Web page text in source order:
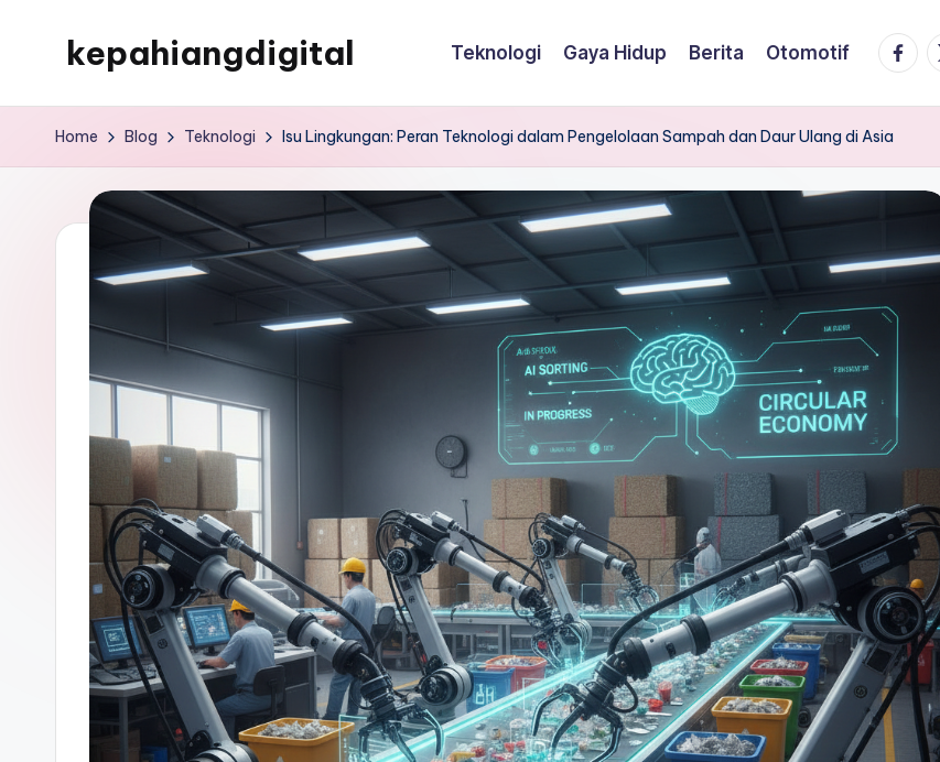
kepahiangdigital Teknologi Gaya Hidup Berita Otomotif
Home Blog Teknologi Isu Lingkungan: Peran Teknologi dalam Pengelolaan Sampah dan Daur Ulang di Asia